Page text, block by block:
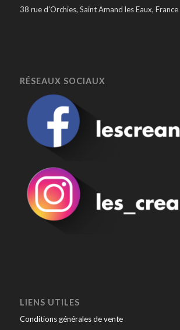
38 rue d’Orchies, Saint Amand les Eaux, France
RÉSEAUX SOCIAUX
LIENS UTILES
Conditions générales de vente